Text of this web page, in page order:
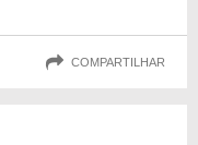
COMPARTILHAR